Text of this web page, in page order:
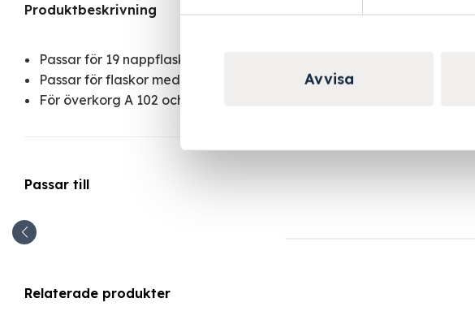
Avvisa
Produktbeskrivning
Passar för 19 nappflaskor á 250 ml
Passar för flaskor med storlek 56 x 56 mm, hals: 49 x 49 mm
För överkorg A 102 och underkorg A 151
Passar till
Relaterade produkter